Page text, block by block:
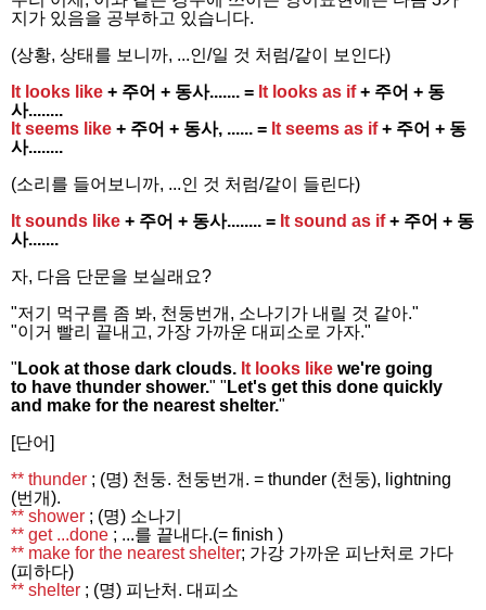
지가 있음을 공부하고 있습니다.
(상황, 상태를 보니까, ...인/일 것 처럼/같이 보인다)
It looks like + 주어 + 동사....... = It looks as if+ 주어 + 동
사........
It seems like + 주어 + 동사, ...... = It seems as if+ 주어 + 동
사........
(소리를 들어보니까, ...인 것 처럼/같이 들린다)
It sounds like + 주어 + 동사........ = It sound as if+ 주어 + 동
사.......
자, 다음 단문을 보실래요?
"저기 먹구름 좀 봐, 천둥번개, 소나기가 내릴 것 같아."
"이거 빨리 끝내고, 가장 가까운 대피소로 가자."
" Look at those dark clouds. It looks like we're going
to have thunder shower." " Let's get this done quickly
and make for the nearest shelter."
[단어]
** thunder ; (명) 천둥. 천둥번개. = thunder (천둥), lightning
(번개).
** shower ; (명) 소나기
** get ...done ; ...를 끝내다.(= finish )
** make for the nearest shelter; 가강 가까운 피난처로 가다
(피하다)
** shelter ; (명) 피난처. 대피소